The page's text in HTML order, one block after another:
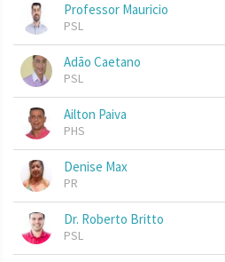
Professor Mauricio
PSL
Adão Caetano
PSL
Ailton Paiva
PHS
Denise Max
PR
Dr. Roberto Britto
PSL